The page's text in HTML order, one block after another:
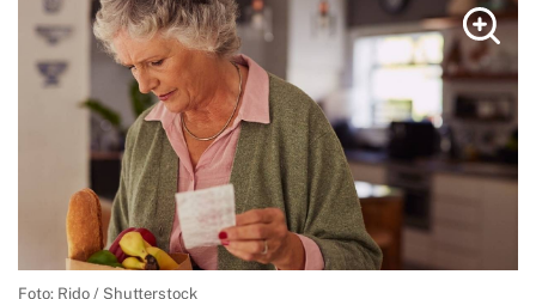
Foto: Rido / Shutterstock